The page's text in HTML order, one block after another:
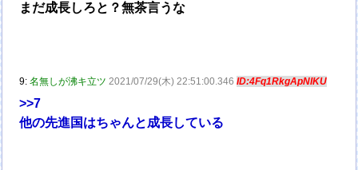
まだ成長しろと？無茶言うな
9:名無しが沸キ立ツ 2021/07/29(木) 22:51:00.346ID:4Fq1RkgApNIKU
>>7
他の先進国はちゃんと成長している